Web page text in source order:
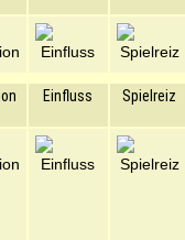
Einfluss Spielreiz